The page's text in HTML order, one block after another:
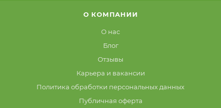
О КОМПАНИИ
О нас
Блог
Отзывы
Карьера и вакансии
Политика обработки персональных данных
Публичная оферта